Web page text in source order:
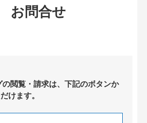
お問合せ
閲覧・請求は、下記のボタンか
けます。